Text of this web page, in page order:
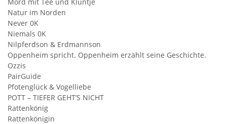
Natur im Norden
Never 0K
Niemals 0K
Nilpferdson & Erdmannson
Oppenheim spricht. Oppenheim erzählt seine Geschichte.
Ozzis
PairGuide
Pfotenglück & Vogelliebe
POTT – TIEFER GEHT’S NICHT
Rattenkönig
Rattenkönigin